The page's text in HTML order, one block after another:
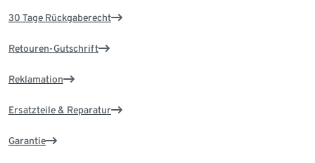
30 Tage Rückgaberecht
Retouren-Gutschrift
Reklamation
Ersatzteile & Reparatur
Garantie